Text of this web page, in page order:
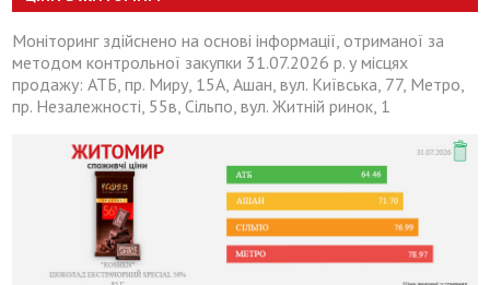
Моніторинг здійснено на основі інформації, отриманої за
методом контрольної закупки 31.07.2026 р. у місцях
продажу: АТБ, пр. Миру, 15А, Ашан, вул. Київська, 77, Метро,
пр. Незалежності, 55в, Сільпо, вул. Житній ринок, 1